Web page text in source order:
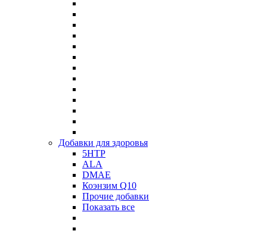
Добавки для здоровья
5HTP
ALA
DMAE
Коэнзим Q10
Прочие добавки
Показать все